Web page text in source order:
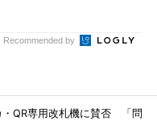
Recommended by
・QR専用改札機に賛否 「問